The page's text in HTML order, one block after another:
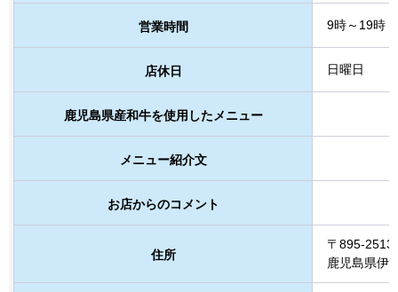
営業時間 9時～19時
店休日 日曜日
鹿児島県産和牛を使用したメニュー
メニュー紹介文
お店からのコメント
住所
〒895-2513
鹿児島県伊